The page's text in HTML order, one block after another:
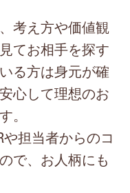
考え方や価値観
てお相手を探す
る方は身元が確
心して理想のお
。
担当者からのコ
で、お人柄にも